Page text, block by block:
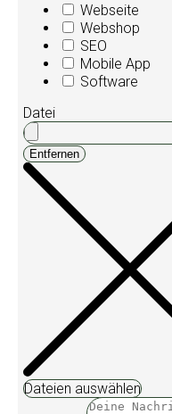
Webseite
Webshop
SEO
Mobile App
Software
Datei
Entfernen
Dateien auswählen